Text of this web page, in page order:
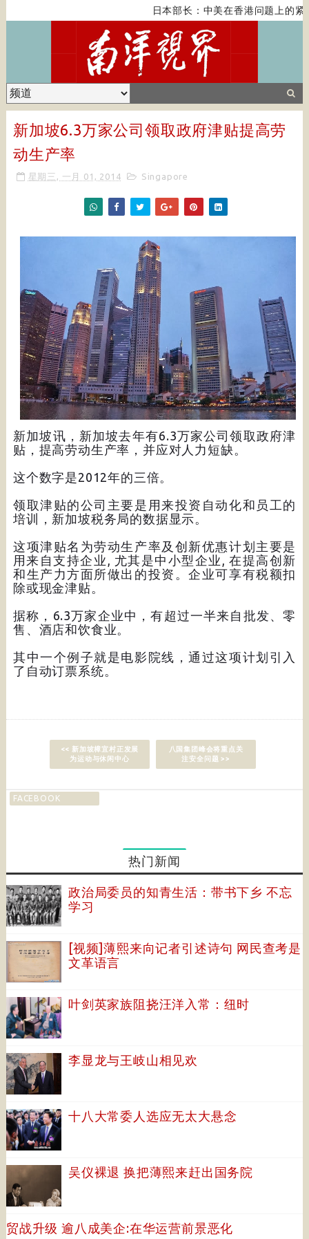
日本部长：中美在香港问题上的紧
新加坡6.3万家公司领取政府津贴提高劳
动生产率
星期三, 一月 01, 2014 Singapore
新加坡讯，新加坡去年有6.3万家公司领取政府津
贴，提高劳动生产率，并应对人力短缺。
这个数字是2012年的三倍。
领取津贴的公司主要是用来投资自动化和员工的
培训，新加坡税务局的数据显示。
这项津贴名为劳动生产率及创新优惠计划主要是
用来自支持企业, 尤其是中小型企业, 在提高创新
和生产力方面所做出的投资。企业可享有税额扣
除或现金津贴。
据称，6.3万家企业中，有超过一半来自批发、零
售、酒店和饮食业。
其中一个例子就是电影院线，通过这项计划引入
了自动订票系统。
<< 新加坡樟宜村正发展
为运动与休闲中心
八国集团峰会将重点关
注安全问题 >>
FACEBOOK
热门新闻
政治局委员的知青生活：带书下乡 不忘
学习
[视频]薄熙来向记者引述诗句 网民查考是
文革语言
叶剑英家族阻挠汪洋入常：纽时
李显龙与王岐山相见欢
十八大常委人选应无太大悬念
吴仪裸退 换把薄熙来赶出国务院
贸战升级 逾八成美企:在华运营前景恶化